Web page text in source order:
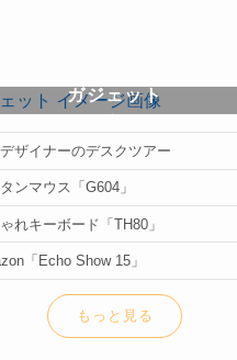
ガジェット
gadget
ザイナーのデスクツアー
ンマウス「G604」
れキーボード「TH80」
「Echo Show 15」
もっと見る